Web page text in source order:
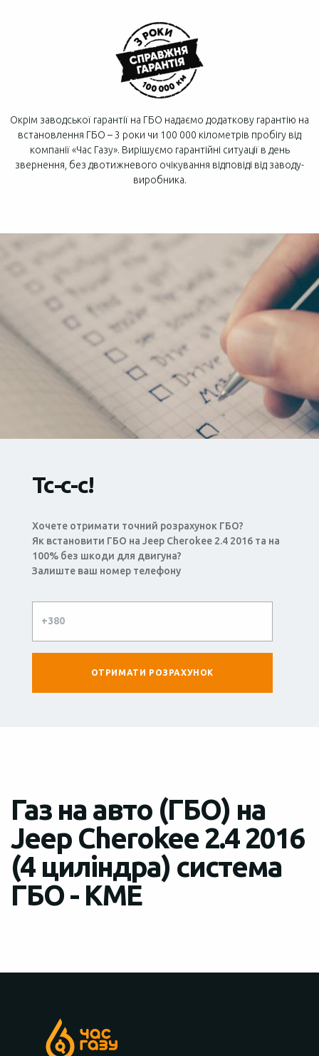
Окрім заводської гарантії на ГБО надаємо додаткову гарантію на
встановлення ГБО – 3 роки чи 100 000 кілометрів пробігу від
компанії «Час Газу». Вирішуємо гарантійні ситуації в день
звернення, без двотижневого очікування відповіді від заводу-
виробника.
Тс-с-с!
Хочете отримати точний розрахунок ГБО?
Як встановити ГБО на Jeep Cherokee 2.4 2016 та на
100% без шкоди для двигуна?
Залиште ваш номер телефону
Газ на авто (ГБО) на
Jeep Cherokee 2.4 2016
(4 циліндра) система
ГБО - KME